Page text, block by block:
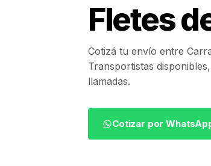
Fletes
Cotizá tu envío entre
Transportistas
llamadas.
Cotizar por